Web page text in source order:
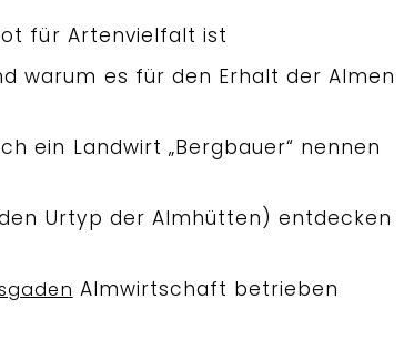
für Artenvielfalt ist
warum es für den Erhalt der Almen
ein Landwirt „Bergbauer“ nennen
Urtyp der Almhütten) entdecken
Almwirtschaft betrieben